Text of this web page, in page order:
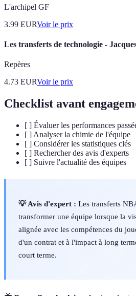
L'archipel GF
3.99 EURVoir le prix
Les transferts de technologie -
Repères
4.73 EURVoir le prix
Checklist avant
[ ] Évaluer les performances
[ ] Analyser la chimie de l'équipe
[ ] Considérer les statistiques clés
[ ] Rechercher des avis d'experts
[ ] Suivre l'actualité des équipes
💡 Avis d'expert : Les transferts
transformer une équipe lorsque la
alignée avec les compétences du
d'un contrat et à l'impact à long
court terme.